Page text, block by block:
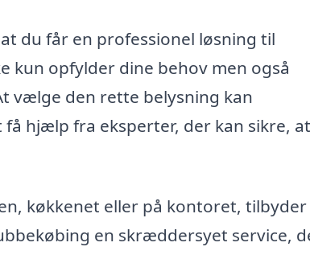
du får en professionel løsning til
kun opfylder dine behov men også
vælge den rette belysning kan
hjælp fra eksperter, der kan sikre, at
køkkenet eller på kontoret,
en skræddersyet service,